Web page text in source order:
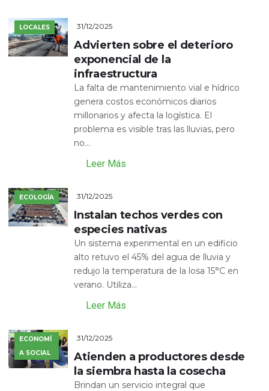
LOCALES 31/12/2025
Advierten sobre el deterioro
exponencial de la
infraestructura
La falta de mantenimiento vial e hídrico
genera costos económicos diarios
millonarios y afecta la logística. El
problema es visible tras las lluvias, pero
no...
Leer Más
ECOLOGÍA 31/12/2025
Instalan techos verdes con
especies nativas
Un sistema experimental en un edificio
alto retuvo el 45% del agua de lluvia y
redujo la temperatura de la losa 15°C en
verano. Utiliza...
Leer Más
ECONOMÍ
A SOCIAL
31/12/2025
Atienden a productores desde
la siembra hasta la cosecha
Brindan un servicio integral que